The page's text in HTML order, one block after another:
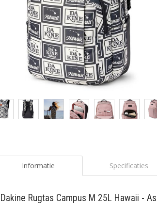
Informatie Specificaties
Dakine Rugtas Campus M 25L Hawaii -